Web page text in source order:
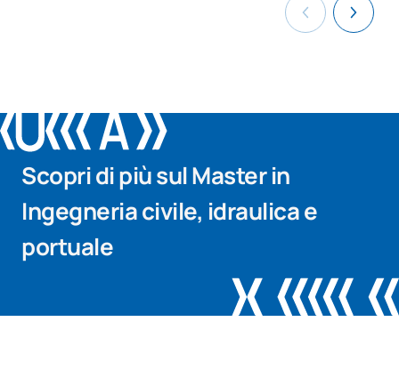
Scopri di più sul Master in
Ingegneria civile, idraulica e
portuale